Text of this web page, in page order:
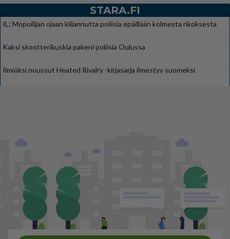
STARA.FI
IL: Mopoilijan ojaan kiilannutta poliisia epäillään kolmesta rikoksesta
Kaksi skootterikuskia pakeni poliisia Oulussa
Ilmiöksi noussut Heated Rivalry -kirjasarja ilmestyy suomeksi